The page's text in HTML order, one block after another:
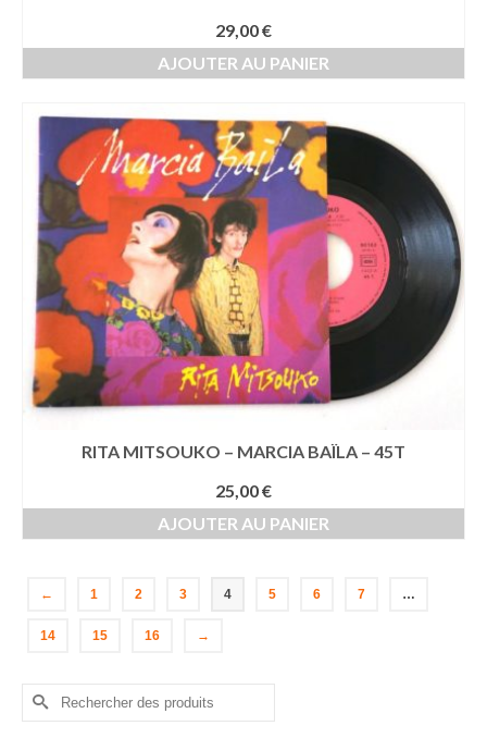
29,00€
AJOUTER AU PANIER
RITA MITSOUKO – MARCIA BAÏLA – 45T
25,00€
AJOUTER AU PANIER
← 1 2 3 4 5 6 7 …
14 15 16 →
Rechercher :